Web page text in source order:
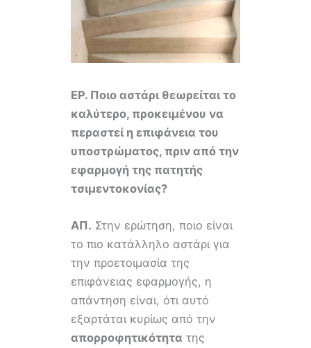
ΕΡ. Ποιο αστάρι θεωρείται το
καλύτερο, προκειμένου να
περαστεί η επιφάνεια του
υποστρώματος, πριν από την
εφαρμογή της πατητής
τσιμεντοκονίας?
ΑΠ. Στην ερώτηση, ποιο είναι
το πιο κατάλληλο αστάρι για
την προετοιμασία της
επιφάνειας εφαρμογής, η
απάντηση είναι, ότι αυτό
εξαρτάται κυρίως από την
απορροφητικότητα της